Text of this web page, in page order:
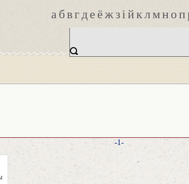
абвгдеёжзійклмноп
-1-